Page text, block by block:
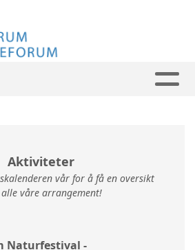
Aktiviteter
vår for å få en oversikt
våre arrangement!
Naturfestival -